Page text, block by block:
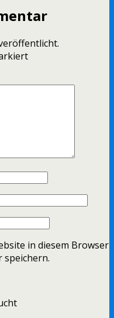
in diesem Browser
speichern.